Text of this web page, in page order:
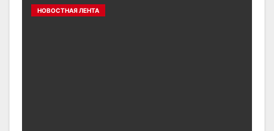
НОВОСТНАЯ ЛЕНТА